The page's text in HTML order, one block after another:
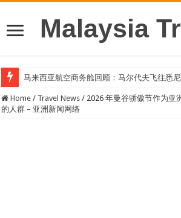
Malaysia
马来西亚航空商务舱回顾：马尔代夫飞往悉尼
Home / Travel News / 2026 年曼谷骄傲节作为亚
的人群 – 亚洲新闻网络